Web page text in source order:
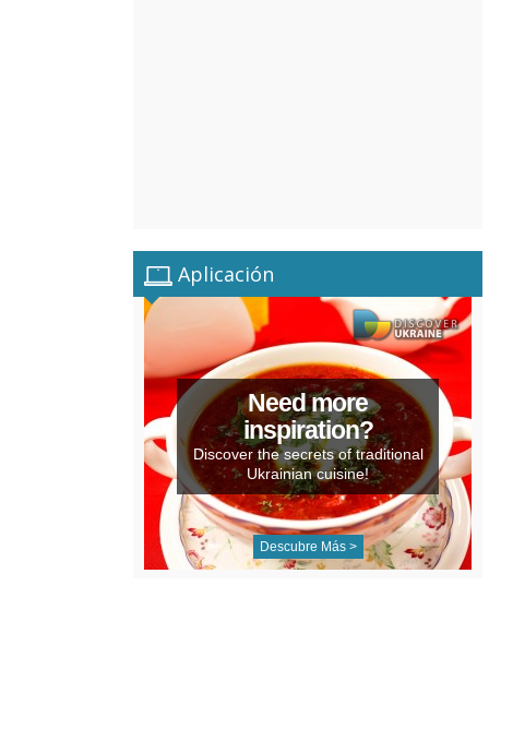
Aplicación
Need more
inspiration?
Discover the secrets of traditional
Ukrainian cuisine!
Descubre Más >